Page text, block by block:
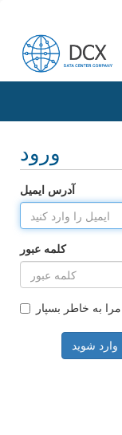
ورود
آدرس ایمیل
کلمه عبور
مرا به خاطر بسپار